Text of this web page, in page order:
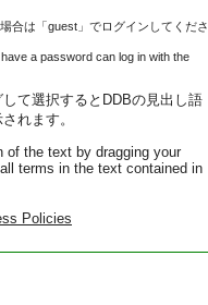
合は「guest」でログインしてくださ
a password can log in with the
て選択するとDDBの見出し語
れます。
of the text by dragging your
terms in the text contained in
Policies